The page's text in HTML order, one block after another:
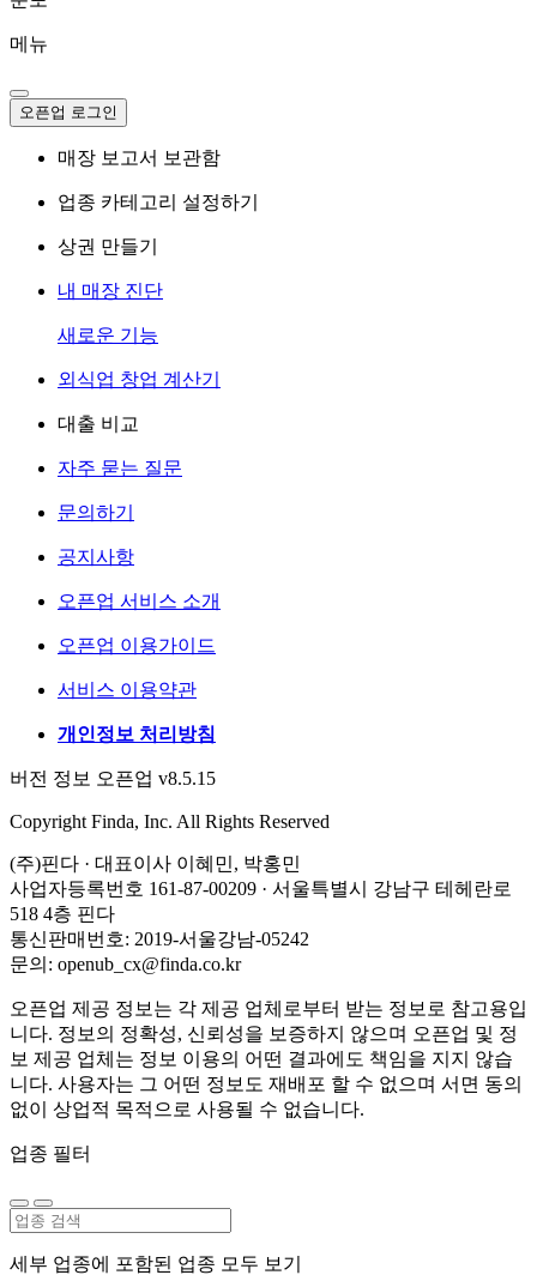
메뉴
오픈업 로그인
매장 보고서 보관함
업종 카테고리 설정하기
상권 만들기
내 매장 진단
새로운 기능
외식업 창업 계산기
대출 비교
자주 묻는 질문
문의하기
공지사항
오픈업 서비스 소개
오픈업 이용가이드
서비스 이용약관
개인정보 처리방침
버전 정보 오픈업 v8.5.15
Copyright Finda, Inc. All Rights Reserved
(주)핀다 · 대표이사 이혜민, 박홍민
사업자등록번호 161-87-00209 · 서울특별시 강남구 테헤란로
518 4층 핀다
통신판매번호: 2019-서울강남-05242
문의: openub_cx@finda.co.kr
오픈업 제공 정보는 각 제공 업체로부터 받는 정보로 참고용입
니다. 정보의 정확성, 신뢰성을 보증하지 않으며 오픈업 및 정
보 제공 업체는 정보 이용의 어떤 결과에도 책임을 지지 않습
니다. 사용자는 그 어떤 정보도 재배포 할 수 없으며 서면 동의
없이 상업적 목적으로 사용될 수 없습니다.
업종 필터
세부 업종에 포함된 업종 모두 보기